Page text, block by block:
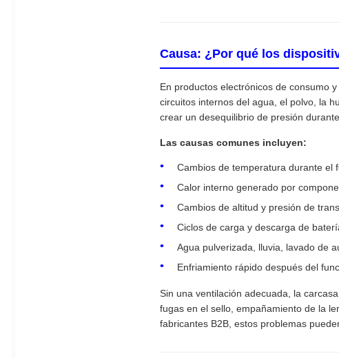
Causa: ¿Por qué los
En productos electrónicos de consumo
circuitos internos del agua, el polvo, la
crear un desequilibrio de presión
Las causas comunes incluyen:
Cambios de temperatura durante el
Calor interno generado por
Cambios de altitud y presión de
Ciclos de carga y descarga de
Agua pulverizada, lluvia, lavado de
Enfriamiento rápido después del
Sin una ventilación adecuada, la
fugas en el sello, empañamiento de la
fabricantes B2B, estos problemas